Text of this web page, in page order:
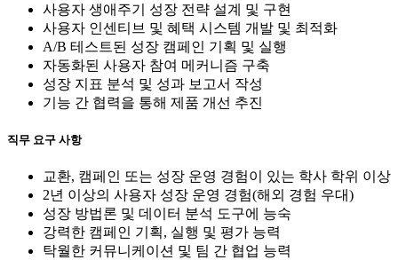
사용자 생애주기 성장 전략 설계 및 구현
사용자 인센티브 및 혜택 시스템 개발 및 최적화
A/B 테스트된 성장 캠페인 기획 및 실행
자동화된 사용자 참여 메커니즘 구축
성장 지표 분석 및 성과 보고서 작성
기능 간 협력을 통해 제품 개선 추진
직무 요구 사항
교환, 캠페인 또는 성장 운영 경험이 있는 학사 학위 이상
2년 이상의 사용자 성장 운영 경험(해외 경험 우대)
성장 방법론 및 데이터 분석 도구에 능숙
강력한 캠페인 기획, 실행 및 평가 능력
탁월한 커뮤니케이션 및 팀 간 협업 능력